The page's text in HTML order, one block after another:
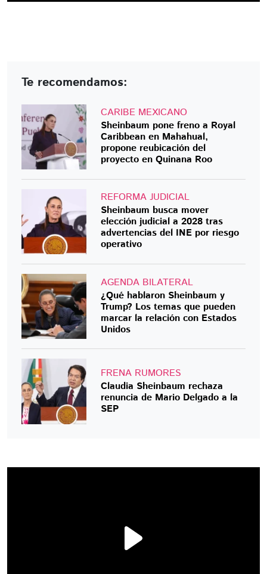
Te recomendamos:
CARIBE MEXICANO
Sheinbaum pone freno a Royal
Caribbean en Mahahual,
propone reubicación del
proyecto en Quinana Roo
REFORMA JUDICIAL
Sheinbaum busca mover
elección judicial a 2028 tras
advertencias del INE por riesgo
operativo
AGENDA BILATERAL
¿Qué hablaron Sheinbaum y
Trump? Los temas que pueden
marcar la relación con Estados
Unidos
FRENA RUMORES
Claudia Sheinbaum rechaza
renuncia de Mario Delgado a la
SEP